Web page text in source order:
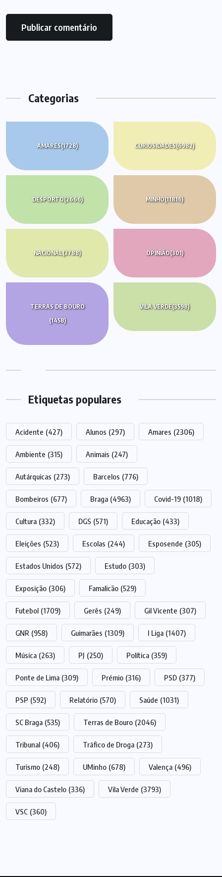
Categorias
AMARES(1728) CURIOSIDADES(6982)
DESPORTO(2666) MINHO(11816)
NACIONAL(3788) OPINIÃO(301)
TERRAS DE BOURO
(1458)
VILA VERDE(3598)
Etiquetas populares
Acidente (427) Alunos (297) Amares (2306)
Ambiente (315) Animais (247)
Autárquicas (273) Barcelos (776)
Bombeiros (677) Braga (4963) Covid-19 (1018)
Cultura (332) DGS (571) Educação (433)
Eleições (523) Escolas (244) Esposende (305)
Estados Unidos (572) Estudo (303)
Exposição (306) Famalicão (529)
Futebol (1709) Gerês (249) Gil Vicente (307)
GNR (958) Guimarães (1309) I Liga (1407)
Música (263) PJ (250) Política (359)
Ponte de Lima (309) Prémio (316) PSD (377)
PSP (592) Relatório (570) Saúde (1031)
SC Braga (535) Terras de Bouro (2046)
Tribunal (406) Tráfico de Droga (273)
Turismo (248) UMinho (678) Valença (496)
Viana do Castelo (336) Vila Verde (3793)
VSC (360)